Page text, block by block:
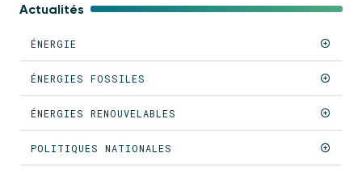
Actualités
ÉNERGIE
ÉNERGIES FOSSILES
ÉNERGIES RENOUVELABLES
POLITIQUES NATIONALES